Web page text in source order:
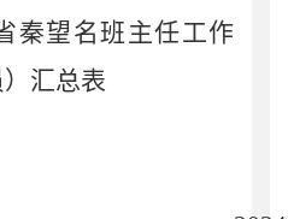
秦望名班主任工作
汇总表